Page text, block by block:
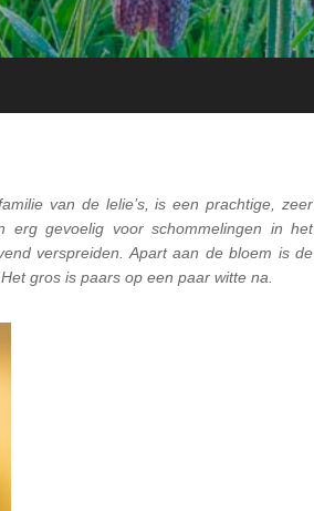
van de lelie’s, is een prachtige, zeer
gevoelig voor schommelingen in het
verspreiden. Apart aan de bloem is de
gros is paars op een paar witte na.